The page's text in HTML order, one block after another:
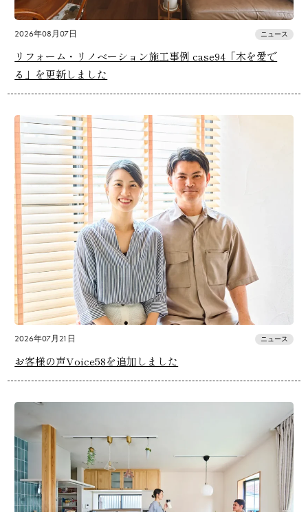
2026年08月07日 ニュース
リフォーム・リノベーション施工事例 case94「木を愛で
る」を更新しました
2026年07月21日 ニュース
お客様の声Voice58を追加しました